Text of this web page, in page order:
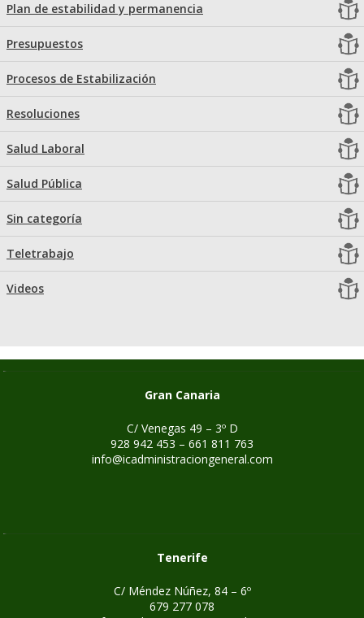
Plan de estabilidad y permanencia
Presupuestos
Procesos de Estabilización
Resoluciones
Salud Laboral
Salud Pública
Sin categoría
Teletrabajo
Videos
Gran Canaria
C/ Venegas 49 – 3º D
928 942 453 – 661 811 763
info@icadministraciongeneral.com
Tenerife
C/ Méndez Núñez, 84 – 6º
679 277 078